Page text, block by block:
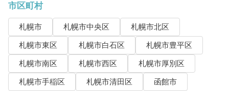
市区町村
札幌市 札幌市中央区
札幌市北区
札幌市東区
札幌市白石区
札幌市豊平区
札幌市南区
札幌市西区
札幌市厚別区
札幌市手稲区
札幌市清田区 函館市